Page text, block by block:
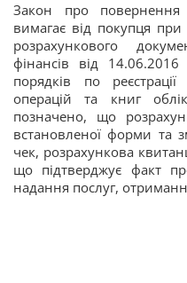
Закон про повернення
вимагає від покупця при
розрахункового
фінансів від
порядків по реєстрації
операцій та книг
позначено, що
встановленої форми та
чек, розрахункова
що підтверджує факт
надання послуг,